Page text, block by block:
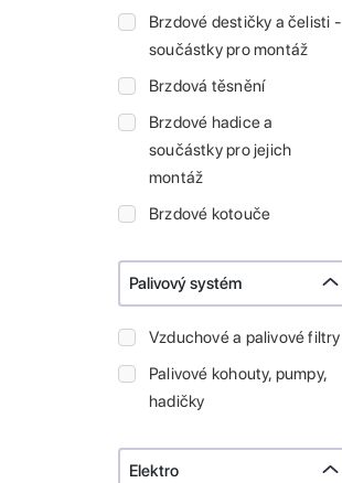
Brzdové destičky a čelisti -
součástky pro montáž
Brzdová těsnění
Brzdové hadice a
součástky pro jejich
montáž
Brzdové kotouče
Palivový systém
Vzduchové a palivové filtry
Palivové kohouty, pumpy,
hadičky
Elektro